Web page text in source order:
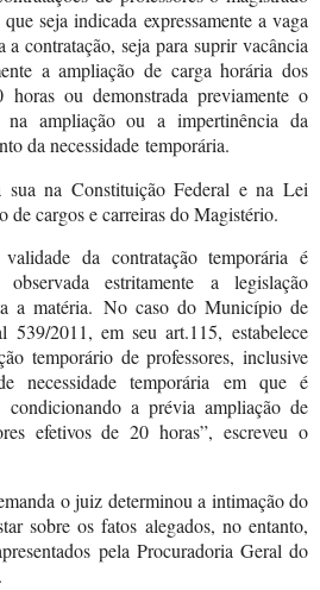
seja indicada expressamente a vaga
a contratação, seja para suprir vacância
a ampliação de carga horária dos
horas ou demonstrada previamente o
na ampliação ou aimpertinência da
da necessidade temporária.
sua na Constituição Federal e na Lei
de cargos e carreiras do Magistério.
da contratação temporária é
observada estritamente a legislação
a matéria. No caso do Município de
2011, em seu art.115, estabelece
temporário de professores, inclusive
necessidade temporária em que é
a prévia ampliação de
efetivos de 20 horas”, escreveu o
o juiz determinou a intimação do
sobre os fatos alegados, no entanto,
pela Procuradoria Geral do